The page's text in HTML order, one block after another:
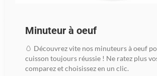
Minuteur à oeuf
🥚 Découvrez vite nos minuteurs à oeuf
cuisson toujours réussie ! Ne ratez plus
comparez et choisissez en un clic.